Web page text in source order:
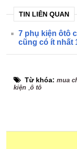
TIN LIÊN QUAN
7 phụ kiện ôtô
cũng có ít nhất
Từ khóa:mua
kiện ,ô tô